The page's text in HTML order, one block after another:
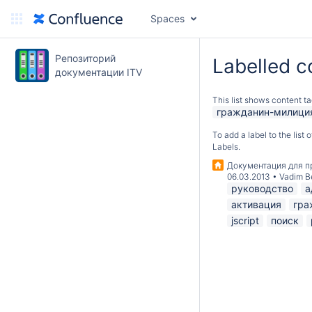
Spaces
Репозиторий
документации ITV
Labelled
This list shows content
гражданин-
To add a label to the list
Labels.
Документация для
06.03.2013 • Vadim
руководство
активация
jscript
поиск